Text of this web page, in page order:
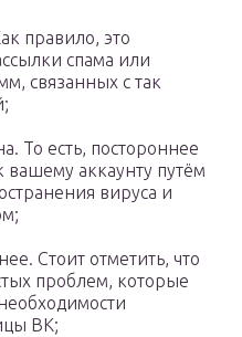
правило, это
спама или
связанных с так
То есть, постороннее
вашему аккаунту путём
вируса и
Стоит отметить, что
проблем, которые
ВК;